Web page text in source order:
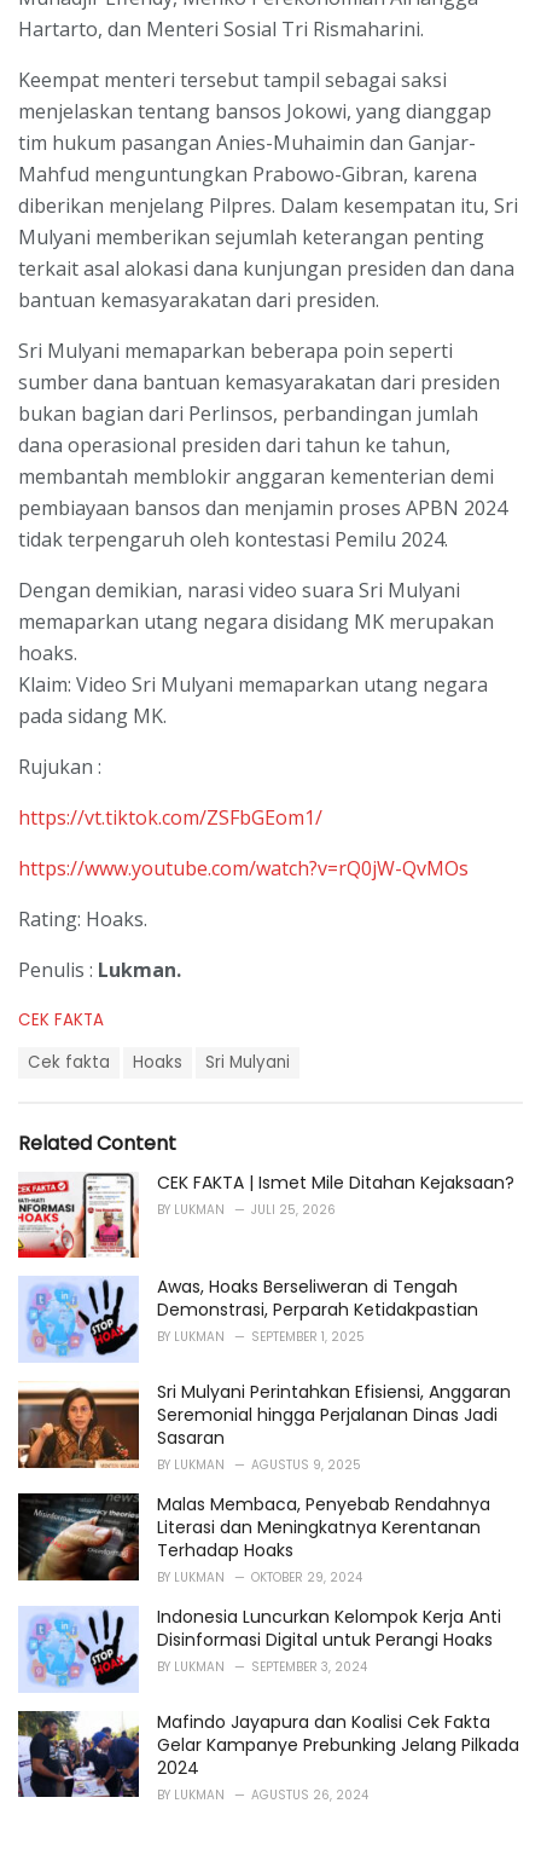
Hartarto, dan Menteri Sosial Tri Rismaharini.
Keempat menteri tersebut tampil sebagai saksi
menjelaskan tentang bansos Jokowi, yang dianggap
tim hukum pasangan Anies-Muhaimin dan Ganjar-
Mahfud menguntungkan Prabowo-Gibran, karena
diberikan menjelang Pilpres. Dalam kesempatan itu, Sri
Mulyani memberikan sejumlah keterangan penting
terkait asal alokasi dana kunjungan presiden dan dana
bantuan kemasyarakatan dari presiden.
Sri Mulyani memaparkan beberapa poin seperti
sumber dana bantuan kemasyarakatan dari presiden
bukan bagian dari Perlinsos, perbandingan jumlah
dana operasional presiden dari tahun ke tahun,
membantah memblokir anggaran kementerian demi
pembiayaan bansos dan menjamin proses APBN 2024
tidak terpengaruh oleh kontestasi Pemilu 2024.
Dengan demikian, narasi video suara Sri Mulyani
memaparkan utang negara disidang MK merupakan
hoaks.
Klaim: Video Sri Mulyani memaparkan utang negara
pada sidang MK.
Rujukan :
https://vt.tiktok.com/ZSFbGEom1/
https://www.youtube.com/watch?v=rQ0jW-QvMOs
Rating: Hoaks.
Penulis : Lukman.
C
r
e
s
:
CEK FAKTA
:
Cek fakta Hoaks Sri Mulyani
Related Content
CEK FAKTA | Ismet Mile Ditahan Kejaksaan?
BY LUKMAN JULI 25, 2026
Awas, Hoaks Berseliweran di Tengah
Demonstrasi, Perparah Ketidakpastian
BY LUKMAN SEPTEMBER 1, 2025
Sri Mulyani Perintahkan Efisiensi, Anggaran
Seremonial hingga Perjalanan Dinas Jadi
Sasaran
BY LUKMAN AGUSTUS 9, 2025
Malas Membaca, Penyebab Rendahnya
Literasi dan Meningkatnya Kerentanan
Terhadap Hoaks
BY LUKMAN OKTOBER 29, 2024
Indonesia Luncurkan Kelompok Kerja Anti
Disinformasi Digital untuk Perangi Hoaks
BY LUKMAN SEPTEMBER 3, 2024
Mafindo Jayapura dan Koalisi Cek Fakta
Gelar Kampanye Prebunking Jelang Pilkada
2024
BY LUKMAN AGUSTUS 26, 2024